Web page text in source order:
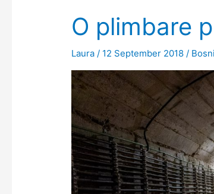
O plimbare
Laura / 12 September 2018 /